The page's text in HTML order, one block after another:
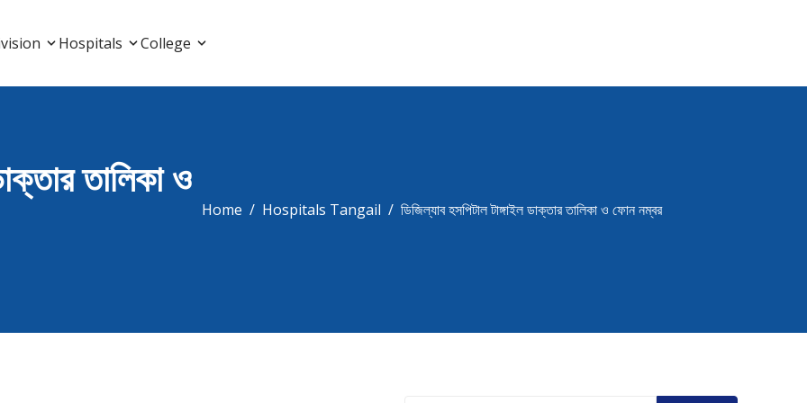
Doctor Listing
Hospitals College
তালিকা ও
Home Hospitals Tangail ডিজিল্যাব হসপিটাল টাঙ্গাইল ডাক্তার তালিকা ও ফোন নম্বর